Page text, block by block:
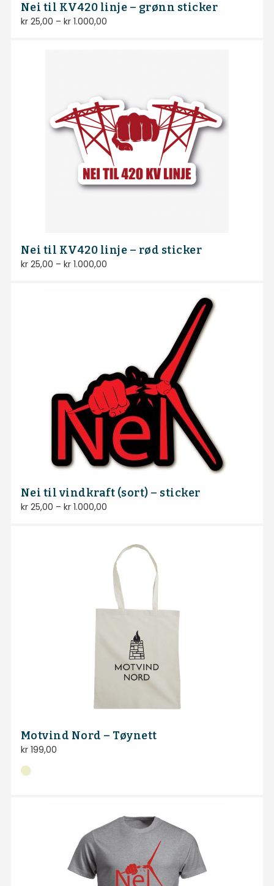
Nei til KV420 linje – grønn sticker
kr25,00 – kr1.000,00
Nei til KV420 linje – rød sticker
kr25,00 – kr1.000,00
Nei til vindkraft (sort) – sticker
kr25,00 – kr1.000,00
Motvind Nord – Tøynett
kr199,00